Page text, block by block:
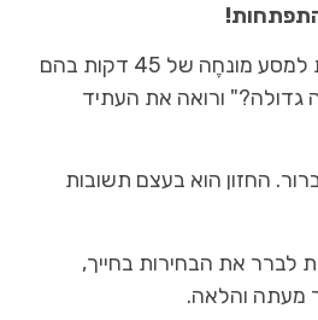
אני מזמינה אותך לחוויה בלתי נשכחת בה את עוצרת הכל ויוצאת למסע מונחֶה של 45 דקות בהם
גדולה?" ורואה את העתיד
החזון הוא בעצם תשובות
לברר את הבחירות בחייך,
מעתה והלאה.